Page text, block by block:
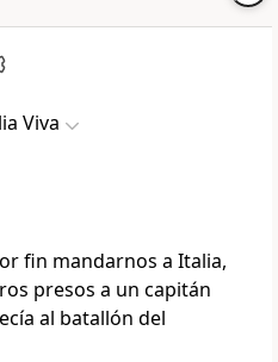
Viva
fin mandarnos a Italia,
presos a un capitán
al batallón del